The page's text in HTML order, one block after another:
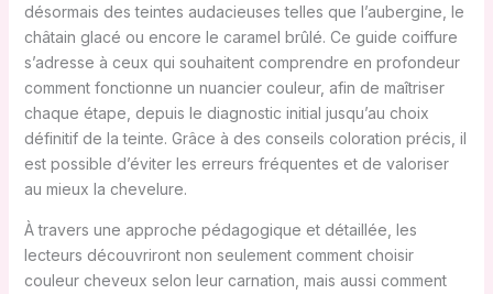
désormais des teintes audacieuses telles que l’aubergine, le
châtain glacé ou encore le caramel brûlé. Ce guide coiffure
s’adresse à ceux qui souhaitent comprendre en profondeur
comment fonctionne un nuancier couleur, afin de maîtriser
chaque étape, depuis le diagnostic initial jusqu’au choix
définitif de la teinte. Grâce à des conseils coloration précis, il
est possible d’éviter les erreurs fréquentes et de valoriser
au mieux la chevelure.
À travers une approche pédagogique et détaillée, les
lecteurs découvriront non seulement comment choisir
couleur cheveux selon leur carnation, mais aussi comment